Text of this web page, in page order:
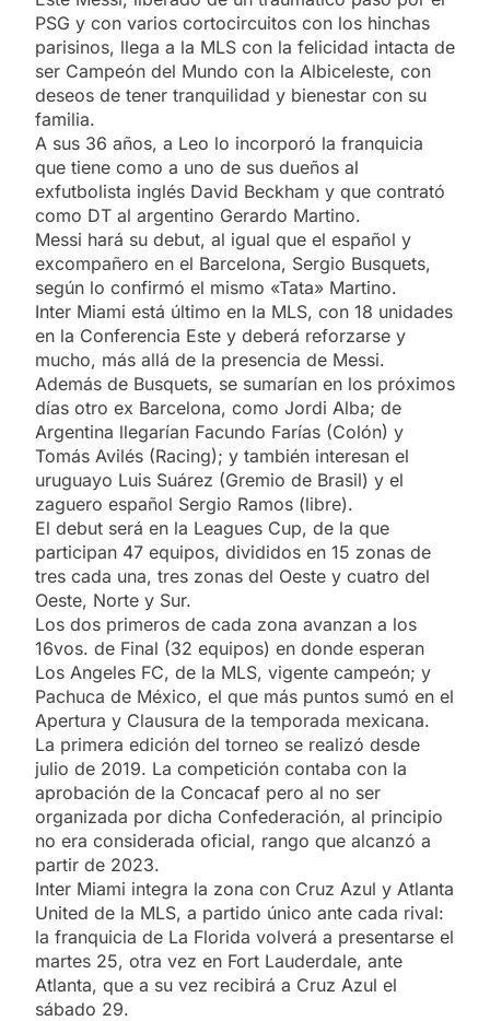
PSG y con varios cortocircuitos con los hinchas
parisinos, llega a la MLS con la felicidad intacta de
ser Campeón del Mundo con la Albiceleste, con
deseos de tener tranquilidad y bienestar con su
familia.
A sus 36 años, a Leo lo incorporó la franquicia
que tiene como a uno de sus dueños al
exfutbolista inglés David Beckham y que contrató
como DT al argentino Gerardo Martino.
Messi hará su debut, al igual que el español y
excompañero en el Barcelona, Sergio Busquets,
según lo confirmó el mismo «Tata» Martino.
Inter Miami está último en la MLS, con 18 unidades
en la Conferencia Este y deberá reforzarse y
mucho, más allá de la presencia de Messi.
Además de Busquets, se sumarían en los próximos
días otro ex Barcelona, como Jordi Alba; de
Argentina llegarían Facundo Farías (Colón) y
Tomás Avilés (Racing); y también interesan el
uruguayo Luis Suárez (Gremio de Brasil) y el
zaguero español Sergio Ramos (libre).
El debut será en la Leagues Cup, de la que
participan 47 equipos, divididos en 15 zonas de
tres cada una, tres zonas del Oeste y cuatro del
Oeste, Norte y Sur.
Los dos primeros de cada zona avanzan a los
16vos. de Final (32 equipos) en donde esperan
Los Angeles FC, de la MLS, vigente campeón; y
Pachuca de México, el que más puntos sumó en el
Apertura y Clausura de la temporada mexicana.
La primera edición del torneo se realizó desde
julio de 2019. La competición contaba con la
aprobación de la Concacaf pero al no ser
organizada por dicha Confederación, al principio
no era considerada oficial, rango que alcanzó a
partir de 2023.
Inter Miami integra la zona con Cruz Azul y Atlanta
United de la MLS, a partido único ante cada rival:
la franquicia de La Florida volverá a presentarse el
martes 25, otra vez en Fort Lauderdale, ante
Atlanta, que a su vez recibirá a Cruz Azul el
sábado 29.